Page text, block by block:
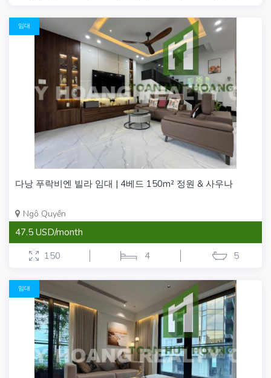
임대
다낭 푸락비엔 빌라 임대 | 4베드 150m² 정원 & 사우나
Ngô Quyền
47.5 USD/month
150
4 5
임대